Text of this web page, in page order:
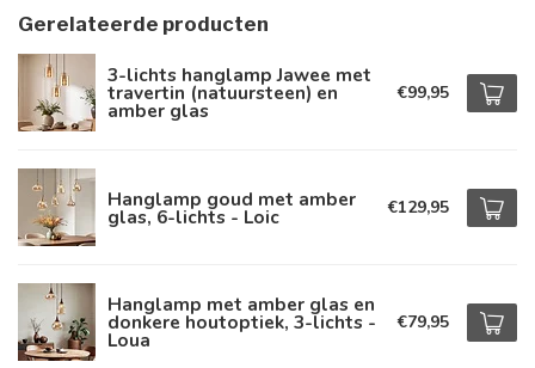
Gerelateerde producten
3-lichts hanglamp Jawee met
travertin (natuursteen) en
amber glas
€99,95
Hanglamp goud met amber
glas, 6-lichts - Loic €129,95
Hanglamp met amber glas en
donkere houtoptiek, 3-lichts -
Loua
€79,95